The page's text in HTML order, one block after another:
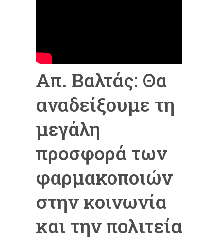
Απ. Βαλτάς: Θα
αναδείξουμε τη
μεγάλη
προσφορά των
φαρμακοποιών
στην κοινωνία
και την πολιτεία